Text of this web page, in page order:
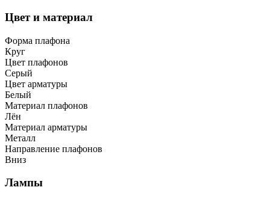
Цвет и материал
Форма плафона
Круг
Цвет плафонов
Серый
Цвет арматуры
Белый
Материал плафонов
Лён
Материал арматуры
Металл
Направление плафонов
Вниз
Лампы